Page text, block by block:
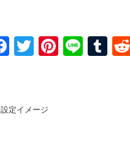
Facebook
TwitterLine
設定イメージ